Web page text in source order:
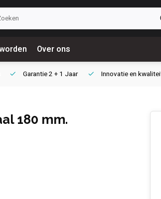
Over ons
Garantie2 + 1 Jaar Innovatieen
180 mm.